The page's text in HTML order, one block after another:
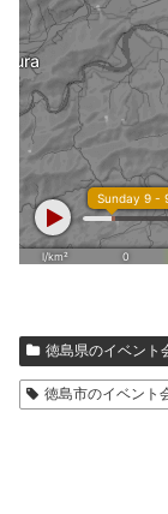
徳島県のイベント
徳島市のイベント